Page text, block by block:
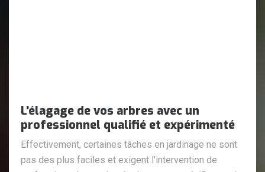
L’élagage de vos arbres avec un
professionnel qualifié et expérimenté
Effectivement, certaines tâches en jardinage ne sont
pas des plus faciles et exigent l’intervention de